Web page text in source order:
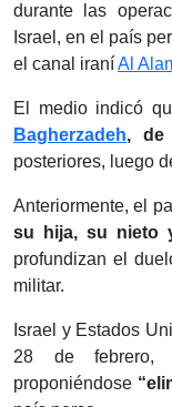
durante las
Israel, en el país
el canal iraníAl
El medio indicó
Bagherzadeh, de
posteriores, luego
Anteriormente, el
su hija, su nieto
profundizan el
militar.
Israel y Estados
28 de febrero,
proponiéndose